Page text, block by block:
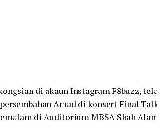
di akaun Instagram F8buzz,
Amad di konsert Final
di Auditorium MBSA Shah